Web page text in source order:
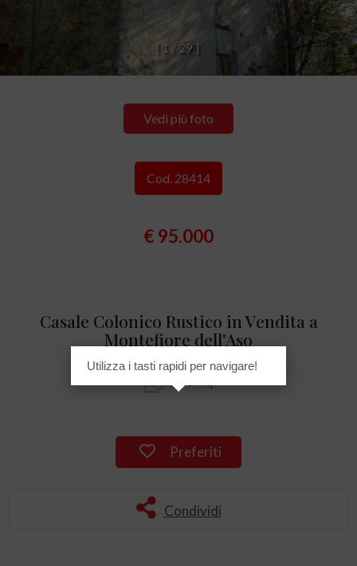
[ 1 / 29 ]
Vedi più foto
Cod. 28414
€ 95.000
Casale Colonico Rustico in Vendita a
Montefiore dell'Aso
Preferiti
Condividi
Utilizza i tasti rapidi per navigare!